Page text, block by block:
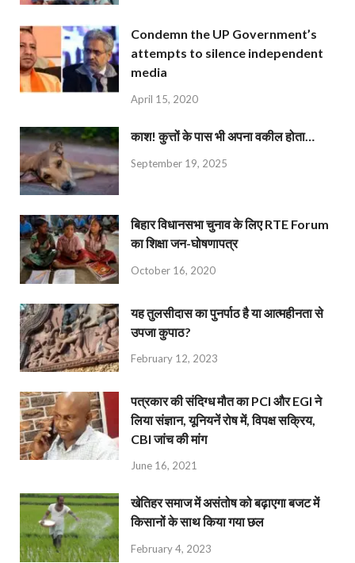
Condemn the UP Government’s
attempts to silence independent
media
April 15, 2020
काश! कुत्तों के पास भी अपना वकील होता…
September 19, 2025
बिहार विधानसभा चुनाव के लिए RTE Forum
का शिक्षा जन-घोषणापत्र
October 16, 2020
यह तुलसीदास का पुनर्पाठ है या आत्महीनता से
उपजा कुपाठ?
February 12, 2023
पत्रकार की संदिग्ध मौत का PCI और EGI ने
लिया संज्ञान, यूनियनें रोष में, विपक्ष सक्रिय,
CBI जांच की मांग
June 16, 2021
खेतिहर समाज में असंतोष को बढ़ाएगा बजट में
किसानों के साथ किया गया छल
February 4, 2023